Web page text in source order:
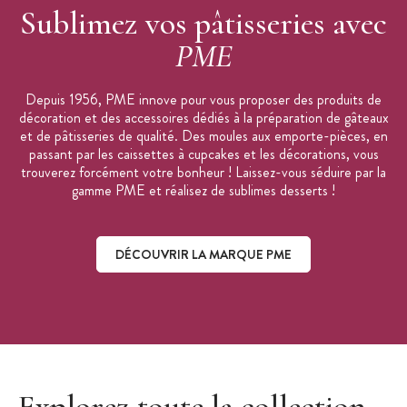
Sublimez vos pâtisseries avec
PME
Depuis 1956, PME innove pour vous proposer des produits de
décoration et des accessoires dédiés à la préparation de gâteaux
et de pâtisseries de qualité. Des moules aux emporte-pièces, en
passant par les caissettes à cupcakes et les décorations, vous
trouverez forcément votre bonheur ! Laissez-vous séduire par la
gamme PME et réalisez de sublimes desserts !
DÉCOUVRIR LA MARQUE PME